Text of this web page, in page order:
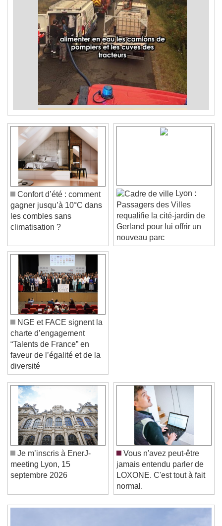
Skip Backward
Skip Forward
Unmute
Current Time0:00
/
Duration-:-
Loaded: 0%
Stream Type
Seek to live, currently behind liveLIVE
1x
Confort d’été : comment
gagner jusqu’à 10°C dans
les combles sans
climatisation ?
Lyon :
Passagers des Villes
requalifie la cité-jardin de
Gerland pour lui offrir un
nouveau parc
NGE et FACE signent la
charte d’engagement
“Talents de France” en
faveur de l’égalité et de la
diversité
Je m’inscris à EnerJ-
meeting Lyon, 15
septembre 2026
Vous n'avez peut-être
jamais entendu parler de
LOXONE. C'est tout à fait
normal.